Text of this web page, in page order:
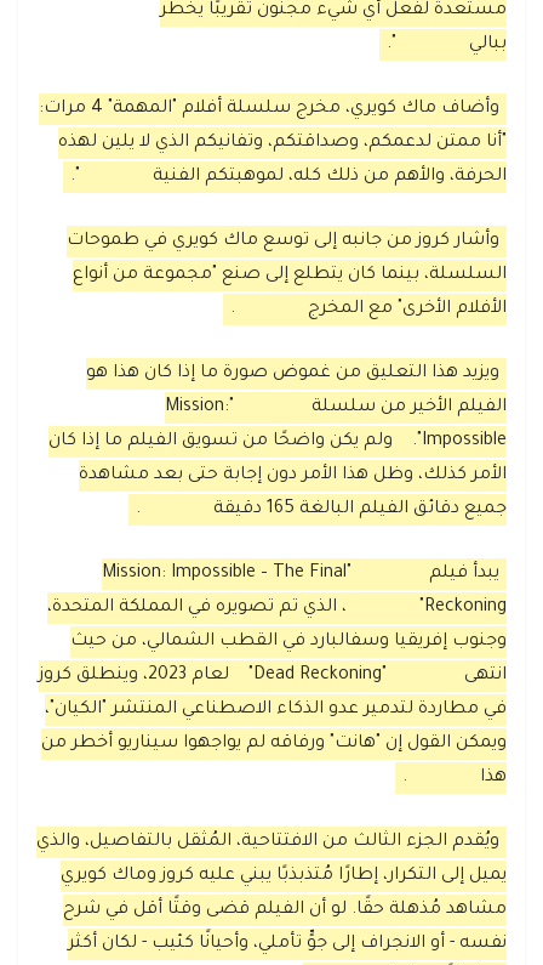
مستعدة لفعل أي شيء مجنون تقريبًا يخطر
ببالي
".
وأضاف ماك كويري، مخرج سلسلة أفلام "المهمة" 4 مرات:
"أنا ممتن لدعمكم، وصداقتكم، وتفانيكم الذي لا يلين لهذه
الحرفة، والأهم من ذلك كله، لموهبتكم الفنية
".
وأشار كروز من جانبه إلى توسع ماك كويري في طموحات
السلسلة، بينما كان يتطلع إلى صنع "مجموعة من أنواع
الأفلام الأخرى" مع المخرج
.
ويزيد هذا التعليق من غموض صورة ما إذا كان هذا هو
الفيلم الأخير من سلسلة
"Mission:
Impossible".
ولم يكن واضحًا من تسويق الفيلم ما إذا كان
الأمر كذلك، وظل هذا الأمر دون إجابة حتى بعد مشاهدة
جميع دقائق الفيلم البالغة 165 دقيقة
.
يبدأ فيلم
"Mission: Impossible – The Final
Reckoning"
، الذي تم تصويره في المملكة المتحدة،
وجنوب إفريقيا وسفالبارد في القطب الشمالي، من حيث
انتهى
لعام 2023، وينطلق كروز
في مطاردة لتدمير عدو الذكاء الاصطناعي المنتشر "الكيان"،
ويمكن القول إن "هانت" ورفاقه لم يواجهوا سيناريو أخطر من
هذا
.
ويُقدم الجزء الثالث من الافتتاحية، المُثقل بالتفاصيل، والذي
يميل إلى التكرار، إطارًا مُتذبذبًا يبني عليه كروز وماك كويري
مشاهد مُذهلة حقًا. لو أن الفيلم قضى وقتًا أقل في شرح
نفسه - أو الانجراف إلى جوٍّ تأملي، وأحيانًا كئيب - لكان أكثر